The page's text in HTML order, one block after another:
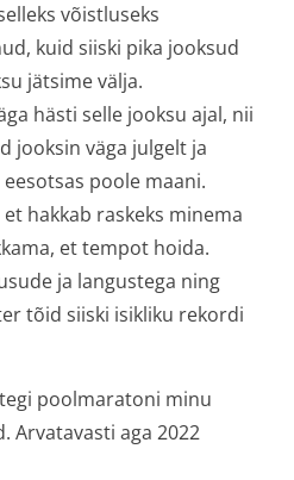
võistluseks
kuid siiski pika jooksud
jätsime välja.
hästi selle jooksu ajal, nii
jooksin väga julgelt ja
poole maani.
hakkab raskeks minema
et tempot hoida.
ja langustega ning
tõid siiski isikliku rekordi
poolmaratoni minu
Arvatavasti aga 2022